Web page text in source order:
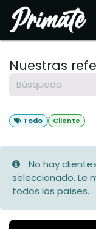
Ir al contenido
Nuestras
Todo Cliente
No hay
seleccionado. Le
todos los países.